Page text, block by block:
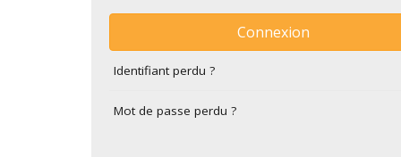
Connexion
Identifiant perdu ?
Mot de passe perdu ?